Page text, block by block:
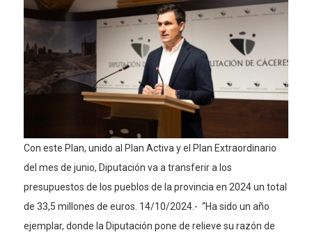
Con este Plan, unido al Plan Activa y el Plan Extraordinario
del mes de junio, Diputación va a transferir a los
presupuestos de los pueblos de la provincia en 2024 un total
de 33,5 millones de euros. 14/10/2024.- “Ha sido un año
ejemplar, donde la Diputación pone de relieve su razón de